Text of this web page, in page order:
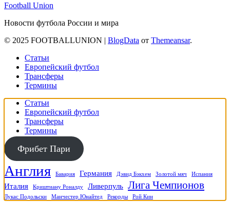
Football Union
Новости футбола России и мира
© 2025 FOOTBALLUNION | BlogData от Themeansar.
Статьи
Европейский футбол
Трансферы
Термины
Статьи
Европейский футбол
Трансферы
Термины
Фрибет Пари
Англия Бавария Германия Дэвид Бэкхем Золотой мяч Испания
Италия Криштиану Роналду Ливерпуль Лига Чемпионов
Лукас Подольски Манчестер Юнайтед Рекорды Рой Кин